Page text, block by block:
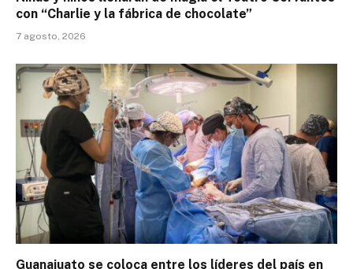
con “Charlie y la fábrica de chocolate”
7 agosto, 2026
Guanajuato se coloca entre los líderes del país en